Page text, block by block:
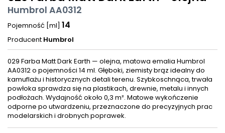
Humbrol AA0312
Pojemność [ml] 14
Producent Humbrol
029 Farba Matt Dark Earth — olejna, matowa emalia Humbrol
AA0312 o pojemności 14 ml. Głęboki, ziemisty brąz idealny do
kamuflażu i historycznych detali terenu. Szybkoschnąca, trwała
powłoka sprawdza się na plastikach, drewnie, metalu i innych
podłożach. Wydajność około 0,3 m². Matowe wykończenie
odporne po utwardzeniu, przeznaczone do precyzyjnych prac
modelarskich i drobnych poprawek.